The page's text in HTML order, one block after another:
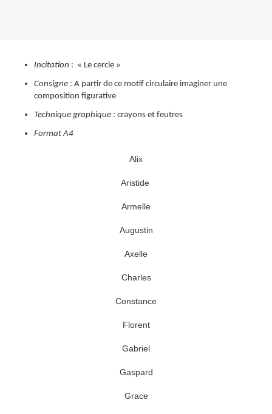
Incitation : « Le cercle »
Consigne : A partir de ce motif circulaire imaginer une
composition figurative
Technique graphique : crayons et feutres
Format A4
Alix
Aristide
Armelle
Augustin
Axelle
Charles
Constance
Florent
Gabriel
Gaspard
Grace